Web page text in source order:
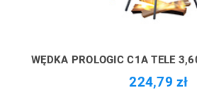
WĘDKA PROLOGIC C1A TELE
224,79 zł